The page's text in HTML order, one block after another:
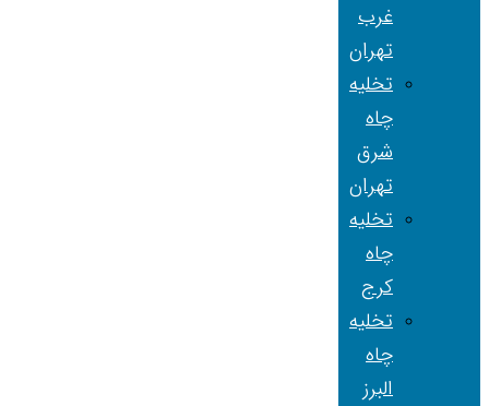
غرب
تهران
تخلیه
چاه
شرق
تهران
تخلیه
چاه
کرج
تخلیه
چاه
البرز